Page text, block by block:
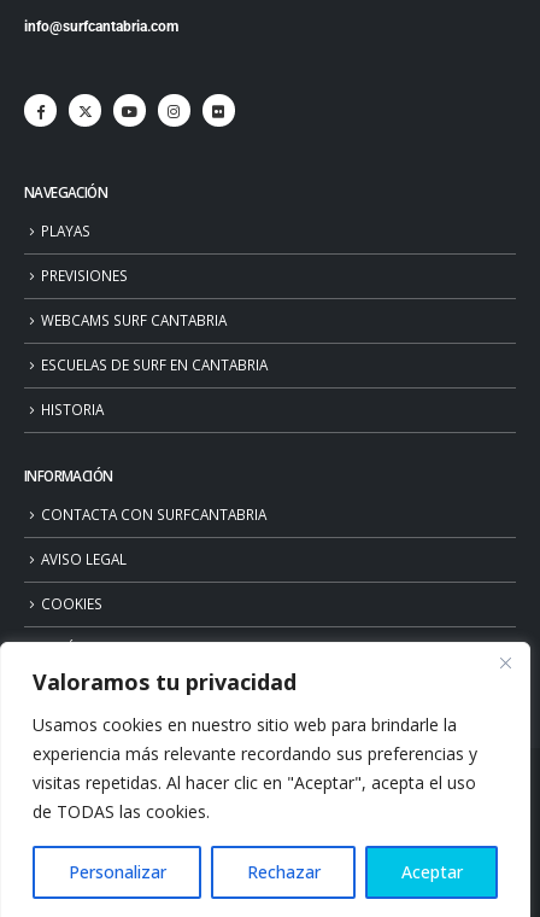
Valoramos tu privacidad
Usamos cookies en nuestro sitio web para brindarle la
experiencia más relevante recordando sus preferencias y
visitas repetidas. Al hacer clic en "Aceptar", acepta el uso
de TODAS las cookies.
Personalizar Rechazar Aceptar
info@surfcantabria.com
NAVEGACIÓN
PLAYAS
PREVISIONES
WEBCAMS SURF CANTABRIA
ESCUELAS DE SURF EN CANTABRIA
HISTORIA
INFORMACIÓN
CONTACTA CON SURFCANTABRIA
AVISO LEGAL
COOKIES
POLÍTICA DE PRIVACIDAD
© Copyright 2026. Surfcantabria.com. All Rights Reserved.